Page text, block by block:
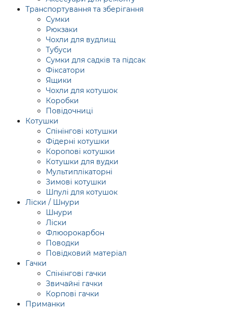
Транспортування та зберігання
Сумки
Рюкзаки
Чохли для вудлищ
Тубуси
Сумки для садків та підсак
Фіксатори
Ящики
Чохли для котушок
Коробки
Повідочниці
Котушки
Спінінгові котушки
Фідерні котушки
Коропові котушки
Котушки для вудки
Мультиплікаторні
Зимові котушки
Шпулі для котушок
Ліски / Шнури
Шнури
Ліски
Флюорокарбон
Поводки
Повідковий матеріал
Гачки
Спінінгові гачки
Звичайні гачки
Корпові гачки
Приманки